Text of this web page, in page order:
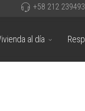
+58 212
al día